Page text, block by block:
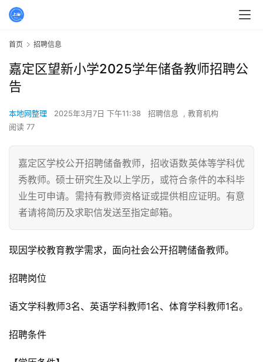
首页 招聘信息
嘉定区望新小学2025学年储备教师招聘公
告
本地网整理 2025年3月7日 下午11:38 招聘信息 , 教育机构
阅读 77
嘉定区学校公开招聘储备教师，招收语数英体等学科优
秀教师。硕士研究生及以上学历，或符合条件的本科毕
业生可申请。需持有教师资格证或提供相应证明。有意
者请将简历及求职信发送至指定邮箱。
现因学校教育教学需求，面向社会公开招聘储备教师。
招聘岗位
语文学科教师3名、英语学科教师1名、体育学科教师1名。
招聘条件